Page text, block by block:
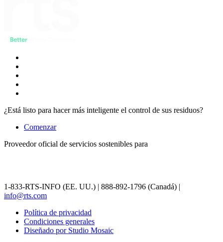
¿Está listo para hacer más inteligente el control de sus residuos?
Comenzar
Proveedor oficial de servicios sostenibles para
1-833-RTS-INFO (EE. UU.) | 888-892-1796 (Canadá) |
info@rts.com
Política de privacidad
Condiciones generales
Diseñado por Studio Mosaic